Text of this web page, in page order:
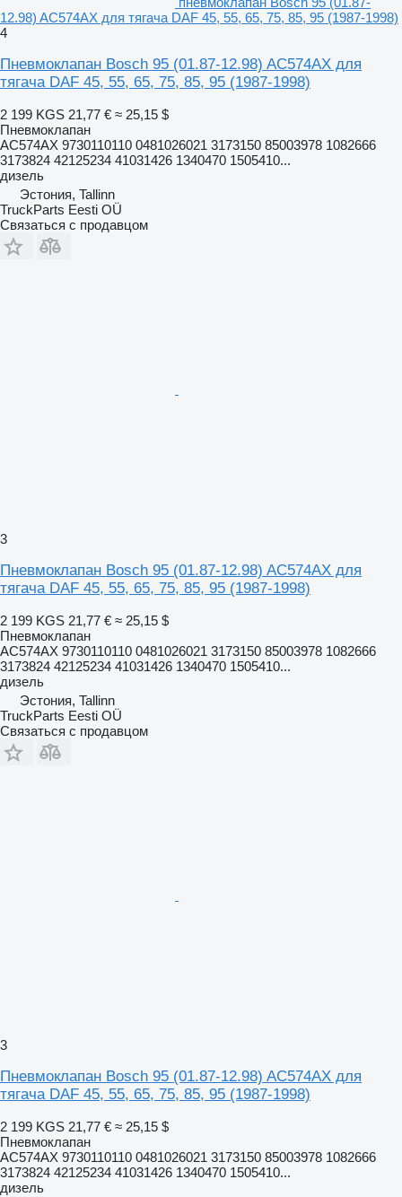
12.98) AC574AX для тягача DAF 45, 55, 65, 75, 85, 95 (1987-1998)
4
Пневмоклапан Bosch 95 (01.87-12.98) AC574AX для
тягача DAF 45, 55, 65, 75, 85, 95 (1987-1998)
2 199 KGS 21,77 € ≈ 25,15 $
Пневмоклапан
AC574AX 9730110110 0481026021 3173150 85003978 1082666
3173824 42125234 41031426 1340470 1505410...
дизель
Эстония, Tallinn
TruckParts Eesti OÜ
Связаться с продавцом
3
Пневмоклапан Bosch 95 (01.87-12.98) AC574AX для
тягача DAF 45, 55, 65, 75, 85, 95 (1987-1998)
2 199 KGS 21,77 € ≈ 25,15 $
Пневмоклапан
AC574AX 9730110110 0481026021 3173150 85003978 1082666
3173824 42125234 41031426 1340470 1505410...
дизель
Эстония, Tallinn
TruckParts Eesti OÜ
Связаться с продавцом
3
Пневмоклапан Bosch 95 (01.87-12.98) AC574AX для
тягача DAF 45, 55, 65, 75, 85, 95 (1987-1998)
2 199 KGS 21,77 € ≈ 25,15 $
Пневмоклапан
AC574AX 9730110110 0481026021 3173150 85003978 1082666
3173824 42125234 41031426 1340470 1505410...
дизель